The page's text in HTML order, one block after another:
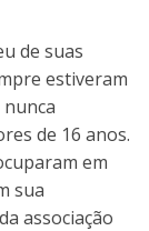
de suas
estiveram
de 16 anos.
em
sua
associação